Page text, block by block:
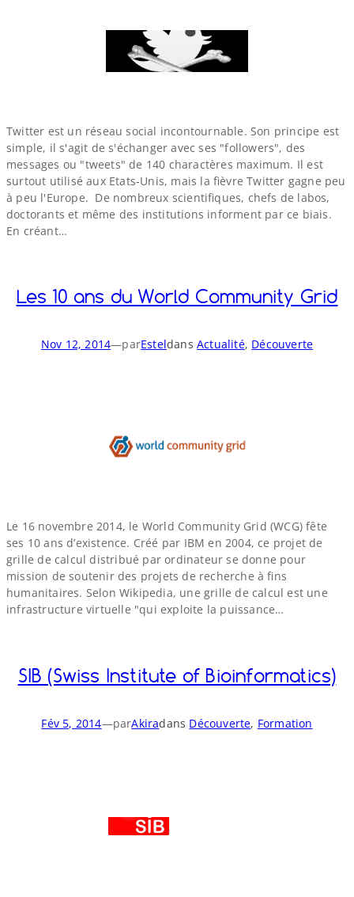
Twitter est un réseau social incontournable. Son principe est
simple, il s'agit de s'échanger avec ses "followers", des
messages ou "tweets" de 140 charactères maximum. Il est
surtout utilisé aux Etats-​Unis, mais la fièvre Twitter gagne peu
à peu l'Europe. De nombreux scientifiques, chefs de labos,
doctorants et même des institutions informent par ce biais.
En créant…
Les 10 ans du World Community Grid
Nov 12, 2014—parEsteldans Actualité, Découverte
Le 16 novembre 2014, le World Community Grid (WCG) fête
ses 10 ans d’existence. Créé par IBM en 2004, ce projet de
grille de calcul distribué par ordinateur se donne pour
mission de soutenir des projets de recherche à fins
humanitaires. Selon Wikipedia, une grille de calcul est une
infrastructure virtuelle "qui exploite la puissance…
SIB (Swiss Institute of Bioinformatics)
Fév 5, 2014—parAkiradans Découverte, Formation